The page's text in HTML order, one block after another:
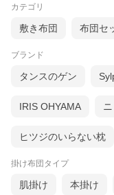
カテゴリ
敷き布団 布団セ
ブランド
タンスのゲン
IRIS OHYAMA
ヒツジのいらない枕
掛け布団タイプ
肌掛け 本掛け